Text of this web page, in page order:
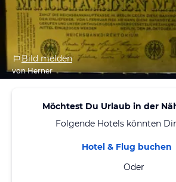
Bild melden
von Herner
Möchtest Du Urlaub in der
Folgende Hotels könnten
Hotel & Flug buchen
Oder